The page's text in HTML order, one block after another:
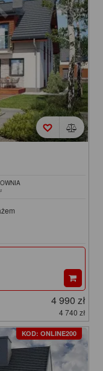
4 990 zł
4 740 zł
KOD: ONLINE200